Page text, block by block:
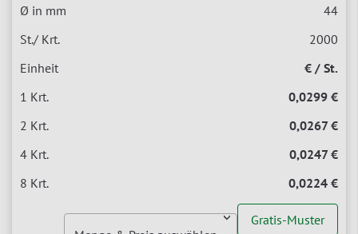
44
2000
€ / St.
0,0299 €
0,0267 €
0,0247 €
0,0224 €
Gratis-Muster